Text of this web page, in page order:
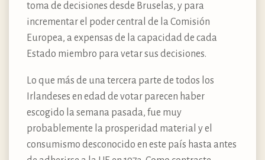
toma de decisiones desde Bruselas, y para
incrementar el poder central de la Comisión
Europea, a expensas de la capacidad de cada
Estado miembro para vetar sus decisiones.
Lo que más de una tercera parte de todos los
Irlandeses en edad de votar parecen haber
escogido la semana pasada, fue muy
probablemente la prosperidad material y el
consumismo desconocido en este país hasta antes